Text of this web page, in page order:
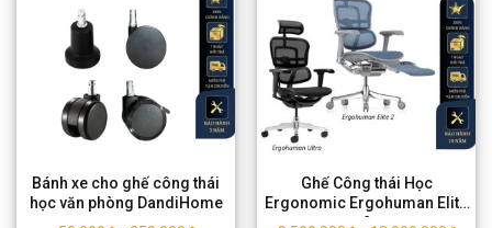
Bánh xe cho ghế công thái
học văn phòng DandiHome
Ghế Công thái Học
Ergonomic Ergohuman Elite
2